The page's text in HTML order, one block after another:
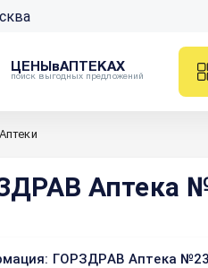
ЦЕНЫвАПТЕКАХ
поиск выгодных предложений
Аптеки
Аптека
ГОРЗДРАВ Аптека